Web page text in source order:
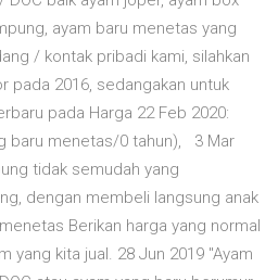
ayam baru menetas yang
/ kontak pribadi kami, silahkan
pada 2016, sedangakan untuk
pada Harga 22 Feb 2020:
baru menetas/0 tahun), 3 Mar
tidak semudah yang
dengan membeli langsung anak
Berikan harga yang normal
yang kita jual. 28 Jun 2019 "Ayam